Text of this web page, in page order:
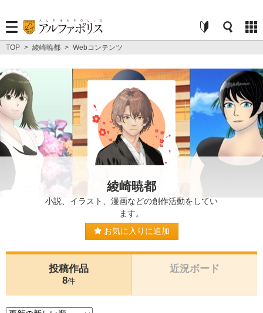
TOP > 綾崎暁都 > Webコンテンツ
綾崎暁都
小説、イラスト、漫画などの創作活動をしてい
ます。
お気に入りに追加
投稿作品
8件
近況ボード